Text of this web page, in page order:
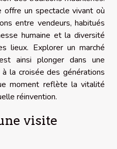
offre un spectacle vivant où
entre vendeurs, habitués
humaine et la diversité
lieux. Explorer un marché
ainsi plonger dans une
la croisée des générations
moment reflète la vitalité
réinvention.
visite